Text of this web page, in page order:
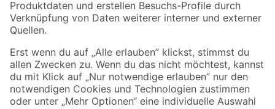
Sicher einkaufen
Jetzt die toom-App herunterladen